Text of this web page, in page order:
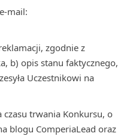
mail:
zgodnie z
b) opis stanu faktycznego,
Uczestnikowi na
czasu trwania Konkursu, o
blogu ComperiaLead oraz